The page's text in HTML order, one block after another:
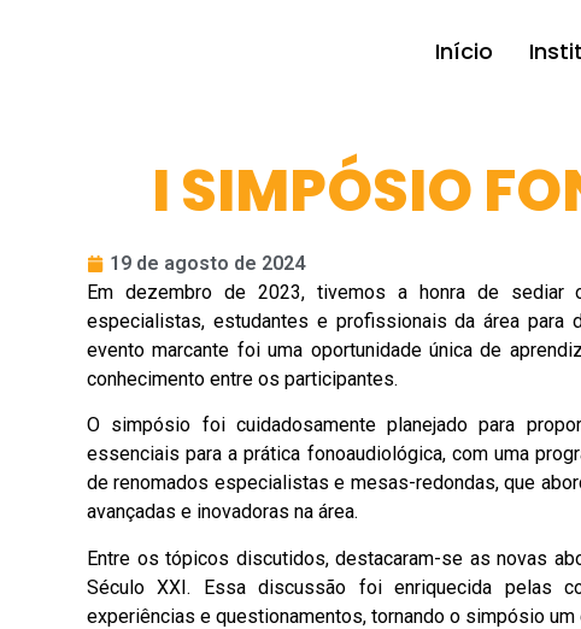
Início
I SIMPÓSIO
19 de agosto de 2024
Em dezembro de 2023, tivemos a honra de sediar
especialistas, estudantes e profissionais da área
evento marcante foi uma oportunidade única de
conhecimento entre os participantes.
O simpósio foi cuidadosamente planejado para
essenciais para a prática fonoaudiológica, com uma
de renomados especialistas e mesas-redondas, que
avançadas e inovadoras na área.
Entre os tópicos discutidos, destacaram-se as novas
Século XXI. Essa discussão foi enriquecida pelas
experiências e questionamentos, tornando o simpósio